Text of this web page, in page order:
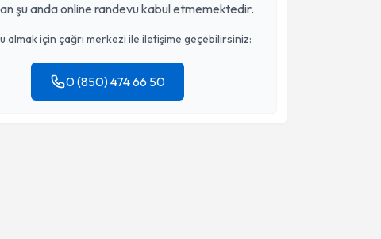
şu anda online randevu kabul etmemektedir.
almak için çağrı merkezi ile iletişime geçebilirsiniz:
0 (850) 474 66 50